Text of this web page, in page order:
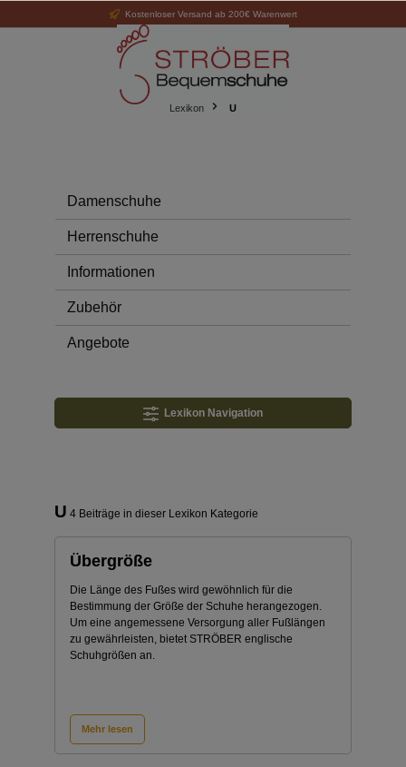
Kostenloser Versand ab 200€ Warenwert
Lexikon U
Damenschuhe
Herrenschuhe
Informationen
Zubehör
Angebote
Lexikon Navigation
U 4 Beiträge in dieser Lexikon Kategorie
Übergröße
Die Länge des Fußes wird gewöhnlich für die
Bestimmung der Größe der Schuhe herangezogen.
Um eine angemessene Versorgung aller Fußlängen
zu gewährleisten, bietet STRÖBER englische
Schuhgrößen an.
Mehr lesen